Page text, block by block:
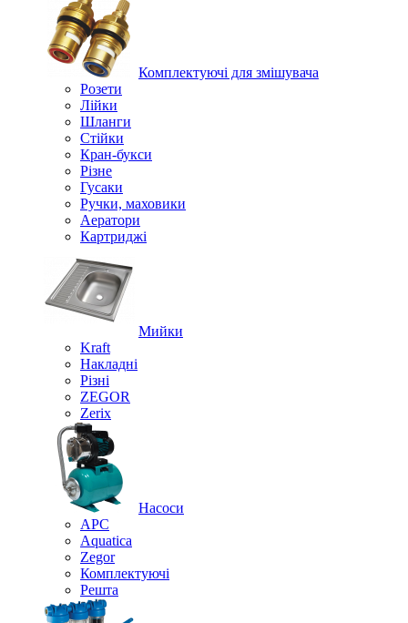
Комплектуючі для змішувача
Розети
Лійки
Шланги
Стійки
Кран-букси
Різне
Гусаки
Ручки, маховики
Аератори
Картриджі
Мийки
Kraft
Накладні
Різні
ZEGOR
Zerix
Насоси
APC
Aquatica
Zegor
Комплектуючі
Решта